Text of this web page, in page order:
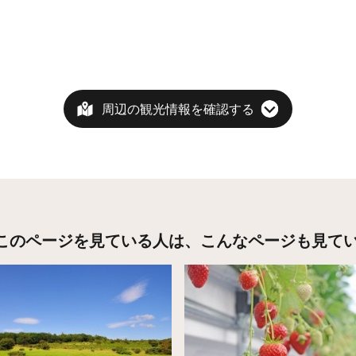
周辺の観光情報を確認する
のページを見ている人は、 こんなページも見て
詳細はこちら